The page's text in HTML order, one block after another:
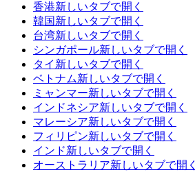
香港新しいタブで開く
韓国新しいタブで開く
台湾新しいタブで開く
シンガポール新しいタブで開く
タイ 新しいタブで開く
ベトナム新しいタブで開く
ミャンマー新しいタブで開く
インドネシア新しいタブで開く
マレーシア新しいタブで開く
フィリピン新しいタブで開く
インド新しいタブで開く
オーストラリア新しいタブで開く